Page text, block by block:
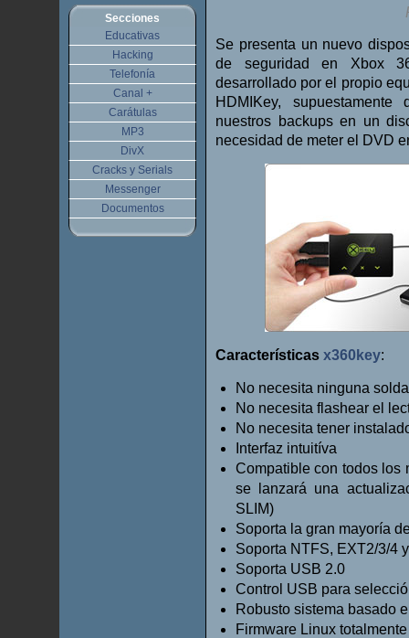
Se presenta un nuevo
de seguridad en Xbox
desarrollado por el propio
HDMIKey,
nuestros backups en un
necesidad de meter el DVD
Características x360key:
No necesita ninguna
No necesita flashear el
No necesita tener
Interfaz intuitíva
Compatible con todos los
se lanzará una
SLIM)
Soporta la gran mayoría
Soporta NTFS, EXT2/3/4
Soporta USB 2.0
Control USB para
Robusto sistema basado
Firmware Linux
Secciones
Educativas
Hacking
Telefonía
Canal +
Carátulas
MP3
DivX
Cracks y Serials
Messenger
Documentos